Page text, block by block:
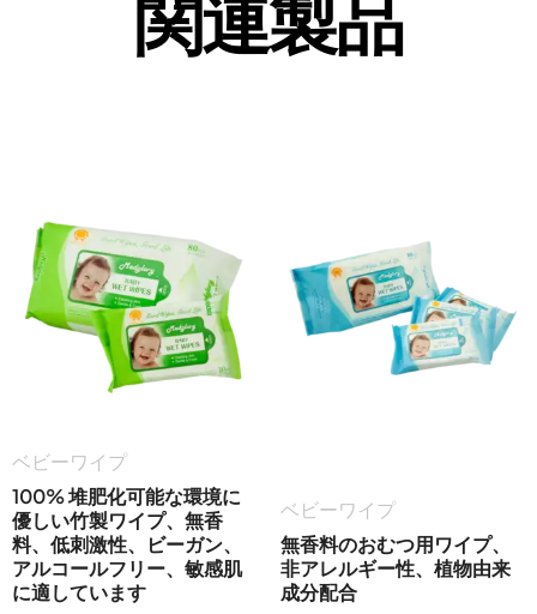
関連製品
ベビーワイプ
100% 堆肥化可能な環境に
優しい竹製ワイプ、無香
料、低刺激性、ビーガン、
アルコールフリー、敏感肌
に適しています
ベビーワイプ
無香料のおむつ用ワイプ、
非アレルギー性、植物由来
成分配合